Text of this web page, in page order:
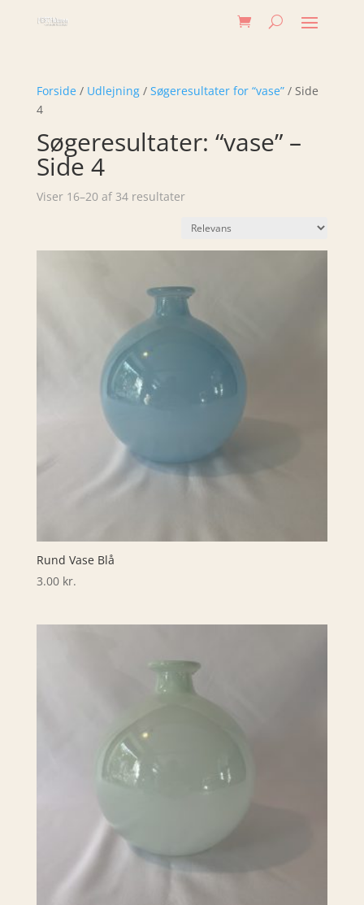
Forside/ Udlejning/ Søgeresultater for “vase”/ Side
4
Søgeresultater: “vase” –
Side 4
Viser 16–20 af 34 resultater
Rund Vase Blå
3.00 kr.